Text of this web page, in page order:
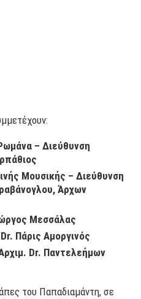
– Διεύθυνση
Μουσικής – Διεύθυνση
Άρχων
Μεσσάλας
Πάρις Αμοργινός
Dr. Παντελεήμων
του Παπαδιαμάντη, σε